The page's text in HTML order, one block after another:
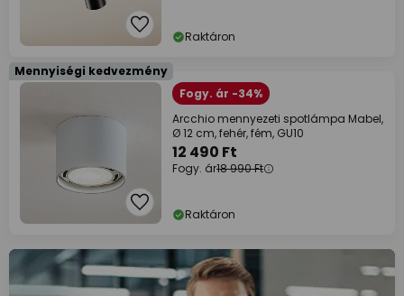
Raktáron
Mennyiségi kedvezmény
Fogy. ár -34%
Arcchio mennyezeti spotlámpa Mabel,
Ø 12 cm, fehér, fém, GU10
12 490 Ft
Fogy. ár18 990 Ft
Raktáron